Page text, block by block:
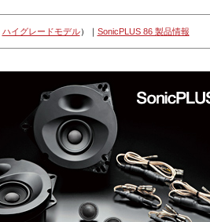
ハイグレードモデル） ｜ SonicPLUS 86 製品情報